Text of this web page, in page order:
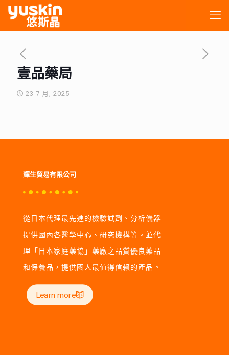
壹品藥局
23 7 月, 2025
輝生貿易有限公司
從日本代理最先進的檢驗試劑、分析儀器
提供國內各醫學中心、研究機構等。並代
理「日本家庭藥協」藥廠之品質優良藥品
和保養品，提供國人最值得信賴的產品。
Learn more